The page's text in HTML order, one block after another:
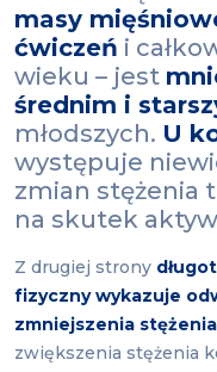
masy
ćwiczeń i
wieku – jest
średnim i
młodszych. U
występuje
zmian stężenia
na skutek
Z drugiej strony
fizyczny wykazuje
zmniejszenia
zwiększenia stężenia